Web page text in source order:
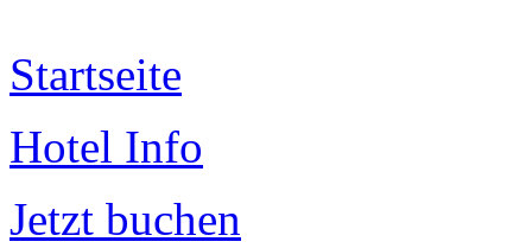
Startseite
Hotel Info
Jetzt buchen